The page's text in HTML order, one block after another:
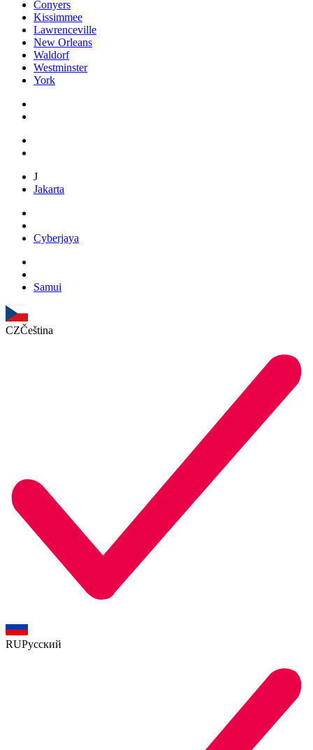
Conyers
Kissimmee
Lawrenceville
New Orleans
Waldorf
Westminster
York
J
Jakarta
Cyberjaya
Samui
CZČeština
RUРусский